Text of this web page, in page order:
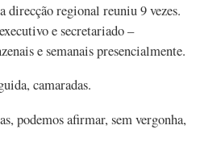
direcção regional reuniu 9 vezes.
e secretariado –
e semanais presencialmente.
camaradas.
podemos afirmar, sem vergonha,